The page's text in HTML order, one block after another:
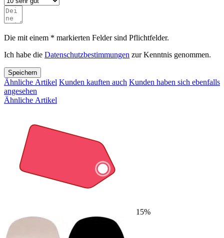
Die mit einem * markierten Felder sind Pflichtfelder.
Ich habe die Datenschutzbestimmungen zur Kenntnis genommen.
Speichern
Ähnliche Artikel Kunden kauften auch Kunden haben sich ebenfalls
angesehen
Ähnliche Artikel
15%